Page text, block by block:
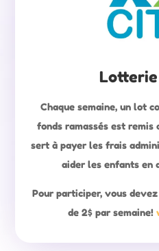
Chaque semaine, un lot
fonds ramassés est remis
sert à payer les frais
aider les enfants en
Pour participer, vous
de 2$ par semaine!